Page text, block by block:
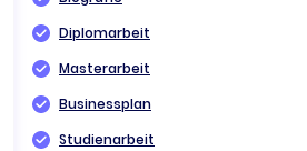
Diplomarbeit
Masterarbeit
Businessplan
Studienarbeit